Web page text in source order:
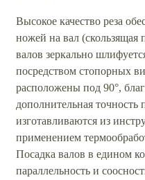
Высокое качество реза
ножей на вал (скользящая
валов зеркально
посредством стопорных
расположены под 90°,
дополнительная
изготавливаются из
применением
Посадка валов в едином
параллельность и